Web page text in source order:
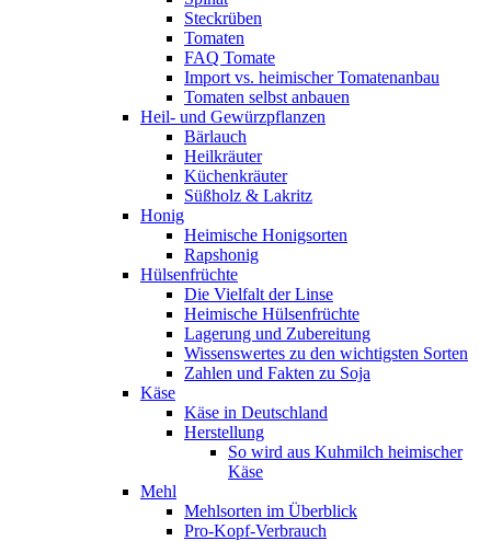
Steckrüben
Tomaten
FAQ Tomate
Import vs. heimischer Tomatenanbau
Tomaten selbst anbauen
Heil- und Gewürzpflanzen
Bärlauch
Heilkräuter
Küchenkräuter
Süßholz & Lakritz
Honig
Heimische Honigsorten
Rapshonig
Hülsenfrüchte
Die Vielfalt der Linse
Heimische Hülsenfrüchte
Lagerung und Zubereitung
Wissenswertes zu den wichtigsten Sorten
Zahlen und Fakten zu Soja
Käse
Käse in Deutschland
Herstellung
So wird aus Kuhmilch heimischer
Käse
Mehl
Mehlsorten im Überblick
Pro-Kopf-Verbrauch